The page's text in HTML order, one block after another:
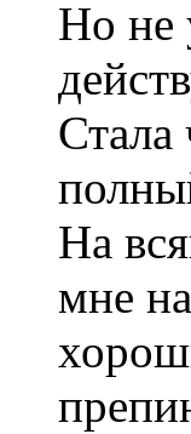
Но не
Стала
На
мне